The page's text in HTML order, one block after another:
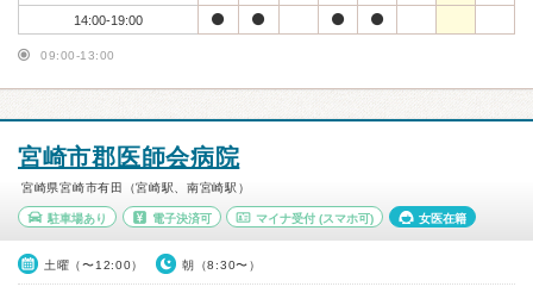
14:00-19:00
09:00-13:00
宮崎市郡医師会病院
宮崎県宮崎市有田（宮崎駅、南宮崎駅）
駐車場あり 電子決済可 マイナ受付 (スマホ可) 女医在籍
土曜（〜12:00） 朝（8:30〜）